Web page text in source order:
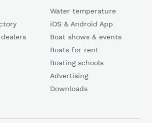
Water temperature
iOS & Android App
Boat shows & events
Boats for rent
Boating schools
Advertising
Downloads